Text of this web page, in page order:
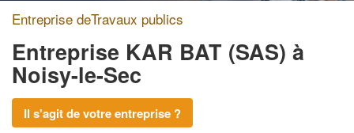
Entreprise deTravaux publics
Entreprise KAR BAT (SAS) à
Noisy-le-Sec
Il s'agit de votre entreprise ?